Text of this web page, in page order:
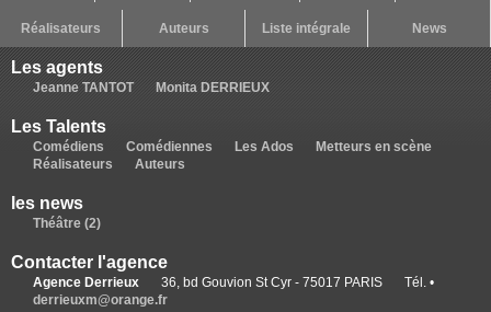
Réalisateurs Auteurs Liste intégrale News
Les agents
Jeanne TANTOT Monita DERRIEUX
Les Talents
Comédiens Comédiennes Les Ados
Metteurs en scène
Réalisateurs
Auteurs
les news
Théâtre (2)
Contacter l'agence
Agence Derrieux 36, bd Gouvion St Cyr - 75017 PARIS
Tél. •
derrieuxm@orange.fr